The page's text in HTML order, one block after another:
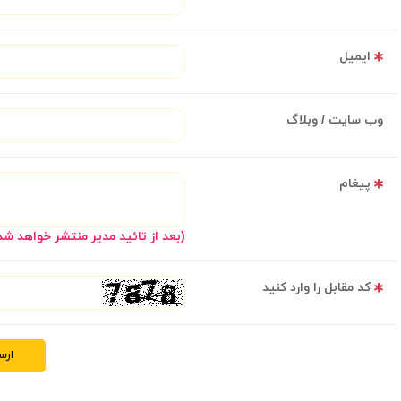
ایمیل
وب سایت / وبلاگ
پیغام
(بعد از تائید مدیر منتشر خواهد
کد مقابل را وارد کنید